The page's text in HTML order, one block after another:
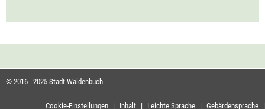
© 2016 - 2025 Stadt Waldenbuch
Cookie-Einstellungen | Inhalt | Leichte Sprache | Gebärdensprache |